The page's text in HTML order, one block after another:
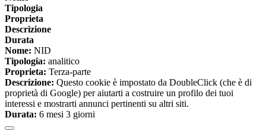
Tipologia
Proprieta
Descrizione
Durata
Nome: NID
Tipologia: analitico
Proprieta: Terza-parte
Descrizione: Questo cookie è impostato da DoubleClick (che è di
proprietà di Google) per aiutarti a costruire un profilo dei tuoi
interessi e mostrarti annunci pertinenti su altri siti.
Durata: 6 mesi 3 giorni